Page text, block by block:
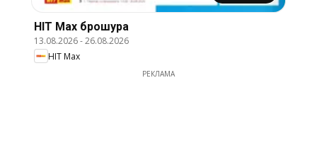
HIT Max брошура
13.08.2026-26.08.2026
HIT Max
РЕКЛАМА